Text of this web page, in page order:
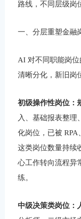
路线，不同层级岗
一、分层重塑金融
AI 对不同职能岗
清晰分化，新旧岗
初级操作性岗位：
入、基础报表整理
化岗位，已被
这类岗位数量持续
心工作转向流程异
练。
中级决策类岗位：